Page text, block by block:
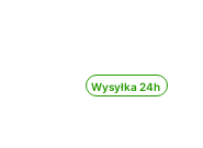
Wysyłka 24h